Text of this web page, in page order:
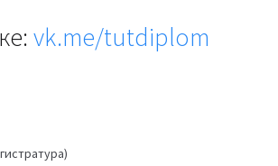
vk.me/tutdiplom